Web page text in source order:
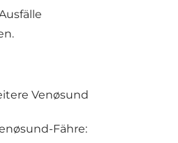
Venøsund
Fähre: